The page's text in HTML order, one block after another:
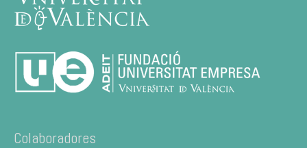
Colaboradores